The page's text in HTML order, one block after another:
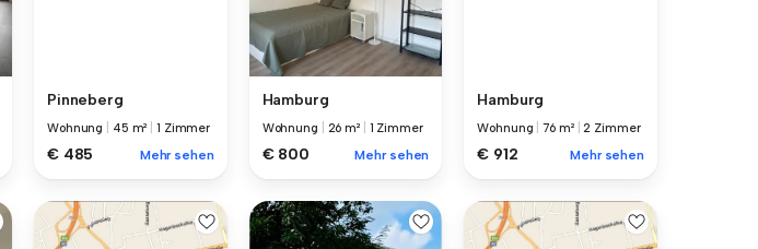
Pinneberg
Wohnung 45 m² 1 Zimmer
€ 485 Mehr sehen
Hamburg
Wohnung 26 m² 1 Zimmer
€ 800 Mehr sehen
Hamburg
Wohnung |76 m² |2 Zimmer
€ 912 Mehr sehen